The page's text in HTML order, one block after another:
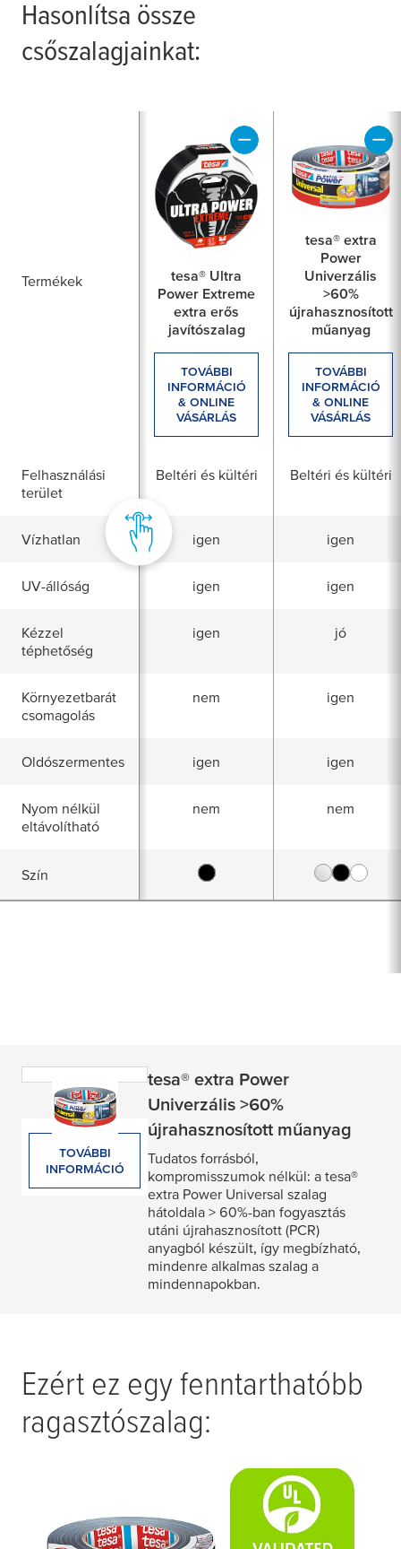
Hasonlítsa össze
csőszalagjainkat:
Termékek
tesa® Ultra
Power Extreme
extra erős
javítószalag
TOVÁBBI
INFORMÁCIÓ
& ONLINE
VÁSÁRLÁS
tesa® extra
Power
Univerzális
>60%
újrahasznosított
műanyag
TOVÁBBI
INFORMÁCIÓ
& ONLINE
VÁSÁRLÁS
Felhasználási
terület
Beltéri és kültéri Beltéri és kültéri
Vízhatlan igen igen
UV-állóság igen igen
Kézzel
téphetőség
igen jó
Környezetbarát
csomagolás
nem igen
Oldószermentes igen igen
Nyom nélkül
eltávolítható
nem nem
Szín
TOVÁBBI
INFORMÁCIÓ
tesa® extra Power
Univerzális >60%
újrahasznosított műanyag
Tudatos forrásból,
kompromisszumok nélkül: atesa®
extra Power Universal szalag
hátoldala > 60%-ban fogyasztás
utáni újrahasznosított (PCR)
anyagból készült, így megbízható,
mindenre alkalmas szalag a
mindennapokban.
Ezért ez egy fenntarthatóbb
ragasztószalag: